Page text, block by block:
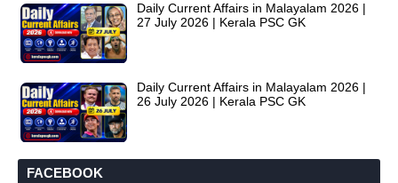
Daily Current Affairs in Malayalam 2026 |
27 July 2026 | Kerala PSC GK
Daily Current Affairs in Malayalam 2026 |
26 July 2026 | Kerala PSC GK
FACEBOOK